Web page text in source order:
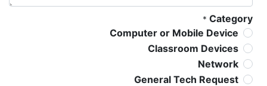
Category
*
Computer or Mobile Device
Classroom Devices
Network
General Tech Request